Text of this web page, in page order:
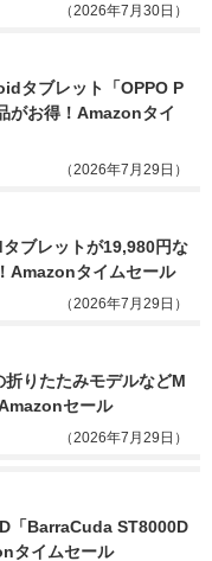
（2026年7月30日）
タブレット「OPPO P
がお得！Amazonタイ
（2026年7月29日）
ブレットが19,980円な
Amazonタイムセール
（2026年7月29日）
りたたみモデルなどM
セール
（2026年7月29日）
「BarraCuda ST8000D
タイムセール